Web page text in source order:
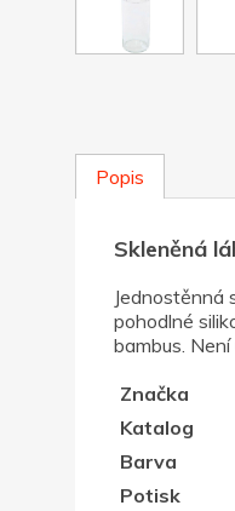
Popis
Skleněná
Jednostěnná
pohodlné
bambus.
Značka
Katalog
Barva
Potisk